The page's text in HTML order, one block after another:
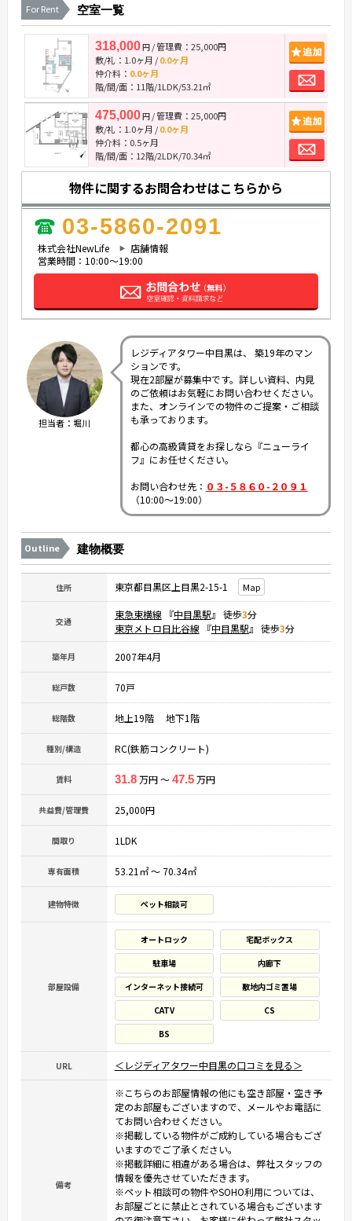
For Rent 空室一覧
318,000円/ 管理費：25,000円
敷/礼： 1.0ヶ月 /0.0ヶ月
仲介料： 0.0ヶ月
階/間/面：11階/1LDK/53.21㎡
追
お
475,000円/ 管理費：25,000円
敷/礼： 1.0ヶ月 /0.0ヶ月
仲介料： 0.5ヶ月
階/間/面：12階/2LDK/70.34㎡
追
お
物件に関するお問合わせはこちらから
03-5860-2091
株式会社NewLife
店舗情報
営業時間：10:00～19:00
担当者：堀川
レジディアタワー中目黒は、 築19年のマン
ションです。
現在2部屋が募集中です。詳しい資料、内見
のご依頼はお気軽にお問い合わせください。
また、オンラインでの物件のご提案・ご相談
も承っております。
都心の高級賃貸をお探しなら『ニューライ
フ』にお任せください。
お問い合わせ先： ０３-５８６０-２０９１
（10:00～19:00）
Outline 建物概要
住所 東京都目黒区上目黒2-15-1 Map
交通
東急東横線 『中目黒駅』 徒歩3分
東京メトロ日比谷線 『中目黒駅』 徒歩3分
築年月 2007年4月
総戸数 70戸
総階数 地上19階 地下1階
種別/構造 RC(鉄筋コンクリート)
賃料 31.8万円 ～47.5万円
共益費/管理費 25,000円
間取り 1LDK
専有面積 53.21㎡ ～ 70.34㎡
建物特徴 ペット相談可
部屋設備
オートロック
宅配ボックス
駐車場
内廊下
インターネット接続可
敷地内ゴミ置場
CATV
CS
BS
URL ＜レジディアタワー中目黒の口コミを見る＞
備考
※こちらのお部屋情報の他にも空き部屋・空き予
定のお部屋もございますので、メールやお電話に
てお問い合わせください。
※掲載している物件がご成約している場合もござ
いますのでご了承ください。
※掲載詳細に相違がある場合は、弊社スタッフの
情報を優先させていただきます。
※ペット相談可の物件やSOHO利用については、
お部屋ごとに禁止とされている場合もございます